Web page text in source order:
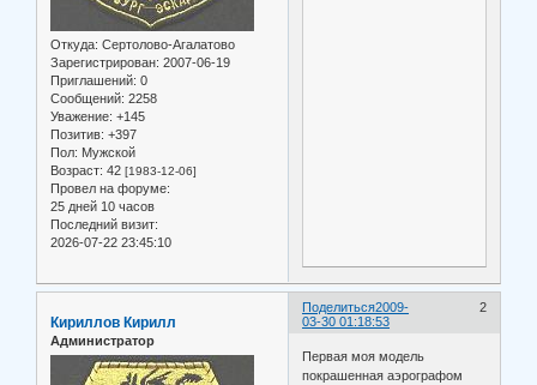
Откуда: Сертолово-Агалатово
Зарегистрирован: 2007-06-19
Приглашений: 0
Сообщений: 2258
Уважение: +145
Позитив: +397
Пол: Мужской
Возраст: 42 [1983-12-06]
Провел на форуме:
25 дней 10 часов
Последний визит:
2026-07-22 23:45:10
Поделиться 2
2009-
03-30 01:18:53
Кириллов Кирилл
Администратор
Первая моя модель
покрашенная аэрографом